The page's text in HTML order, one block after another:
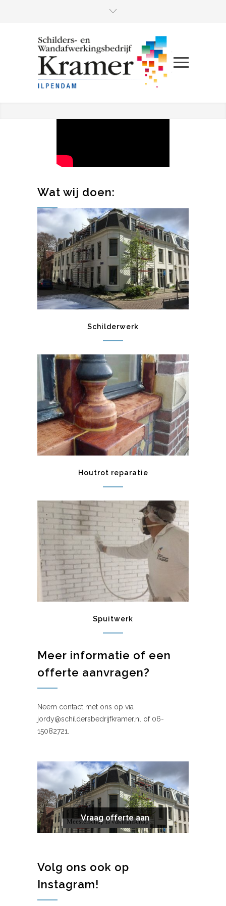
Wat wij doen:
Schilderwerk
Houtrot reparatie
Spuitwerk
Meer informatie of een
offerte aanvragen?
Neem contact met ons op via
jordy@schildersbedrijfkramer.nl of 06-
15082721.
Meesterschap is vakmanschap
Vraag offerte aan
Volg ons ook op
Instagram!